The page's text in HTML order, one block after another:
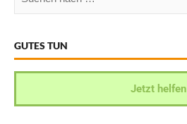
GUTES TUN
Jetzt helfen